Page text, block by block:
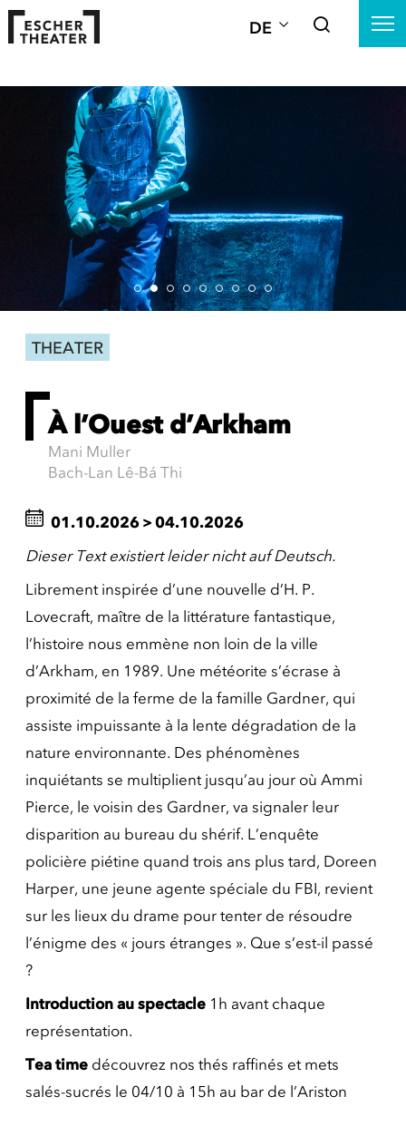
DE
THEATER
À l’Ouest d’Arkham
Mani Muller
Bach-Lan Lê-Bá Thi
01.10.2026 > 04.10.2026
Dieser Text existiert leider nicht auf Deutsch.
Librement inspirée d’une nouvelle d’H. P.
Lovecraft, maître de la littérature fantastique,
l’histoire nous emmène non loin de la ville
d’Arkham, en 1989. Une météorite s’écrase à
proximité de la ferme de la famille Gardner, qui
assiste impuissante à la lente dégradation de la
nature environnante. Des phénomènes
inquiétants se multiplient jusqu’au jour où Ammi
Pierce, le voisin des Gardner, va signaler leur
disparition au bureau du shérif. L’enquête
policière piétine quand trois ans plus tard, Doreen
Harper, une jeune agente spéciale du FBI, revient
sur les lieux du drame pour tenter de résoudre
l’énigme des « jours étranges ». Que s’est-il passé
?
Introduction au spectacle 1h avant chaque
représentation.
Tea time découvrez nos thés raffinés et mets
salés-sucrés le 04/10 à 15h au bar de l’Ariston